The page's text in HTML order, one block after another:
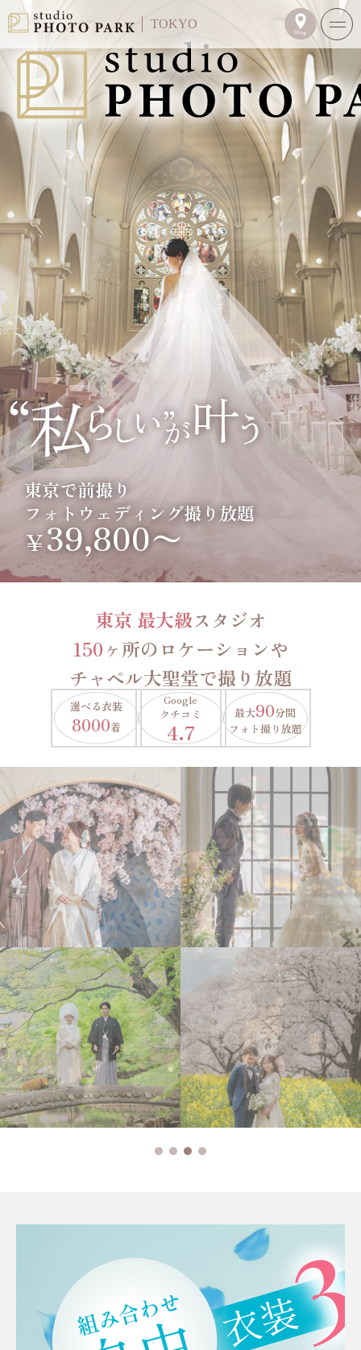
TOKYO
東京で前撮り
フォトウェディング撮り放題
￥39,800〜
東京 最大級スタジオ
150ヶ所のロケーションや
チャペル大聖堂で撮り放題
選べる衣装
8000着
Google
クチコミ
4.7
最大90分間
フォト撮り放題